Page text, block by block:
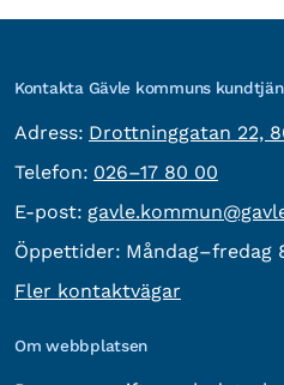
Kontakta Gävle kommuns
Adress: besöksadress:
Drottninggatan 22,
Telefon: Telefon:
026–17 80 00
E-post: E-post:
Öppettider: Måndag–fredag
Fler kontaktvägar
Om webbplatsen